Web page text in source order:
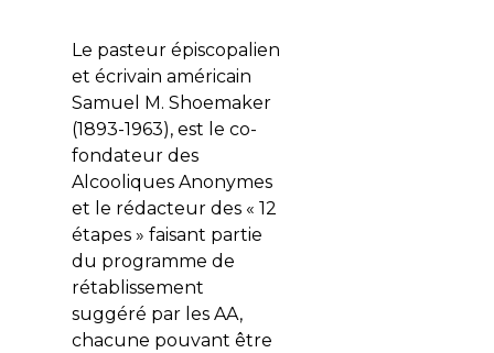
Le pasteur épiscopalien
et écrivain américain
Samuel M. Shoemaker
(1893-1963), est le co-
fondateur des
Alcooliques Anonymes
et le rédacteur des « 12
étapes » faisant partie
du programme de
rétablissement
suggéré par les AA,
chacune pouvant être